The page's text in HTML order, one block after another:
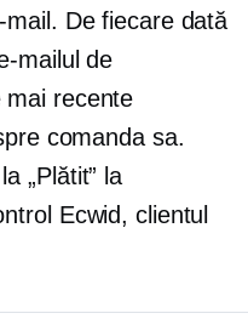
De fiecare dată
mailul de
mai recente
comanda sa.
„Plătit” la
Ecwid, clientul